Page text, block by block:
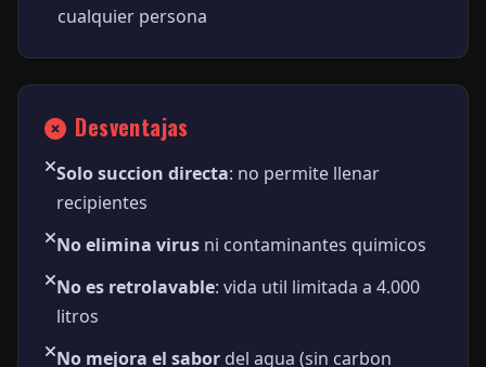
cualquier persona
Desventajas
Solo succion directa: no permite llenar
recipientes
No elimina virus ni contaminantes quimicos
No es retrolavable: vida util limitada a 4.000
litros
No mejora el sabor del agua (sin carbon